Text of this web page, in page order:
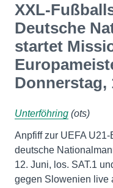
XXL-
Deutsche
startet
Donnerstag,
Unterföhring (ots)
Anpfiff zur UEFA
deutsche
12. Juni, los. SAT.1
gegen Slowenien live